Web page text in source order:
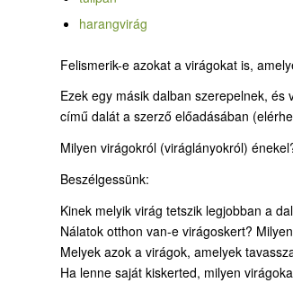
harangvirág
Felismerik-e azokat a virágokat is,
Ezek egy másik dalban szerepelnek,
című dalát a szerző előadásában
Milyen virágokról (viráglányokról)
Beszélgessünk:
Kinek melyik virág tetszik legjobban a
Nálatok otthon van-e virágoskert?
Melyek azok a virágok, amelyek
Ha lenne saját kiskerted, milyen